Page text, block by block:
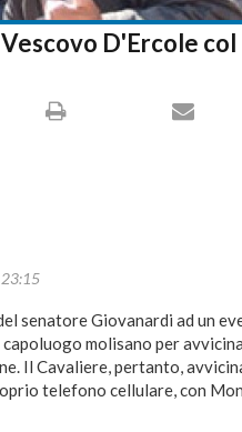
D'Ercole col
23:15
senatore Giovanardi ad un
molisano per
Il Cavaliere, pertanto,
telefono cellulare, con